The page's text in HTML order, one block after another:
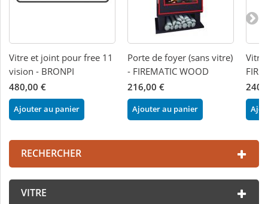
Vitre et joint pour free 11
vision - BRONPI
480,00 €
Ajouter au panier
Porte de foyer (sans vitre)
- FIREMATIC WOOD
216,00 €
Ajouter au panier
Vitre
RECHERCHER
VITRE